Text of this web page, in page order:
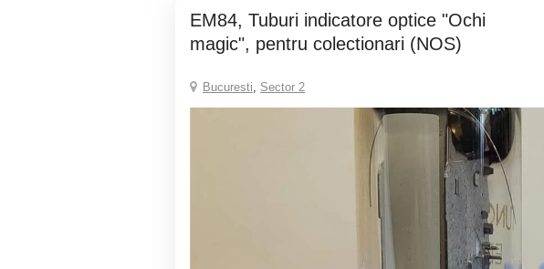
EM84, Tuburi indicatore optice "Ochi
magic", pentru colectionari (NOS)
Bucuresti, Sector 2